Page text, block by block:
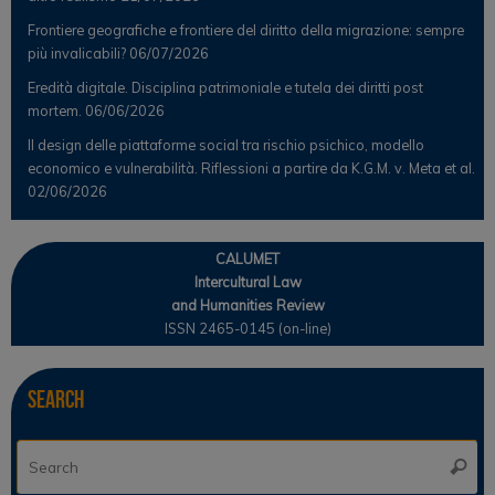
Frontiere geografiche e frontiere del diritto della migrazione: sempre
più invalicabili? 06/07/2026
Eredità digitale. Disciplina patrimoniale e tutela dei diritti post
mortem. 06/06/2026
Il design delle piattaforme social tra rischio psichico, modello
economico e vulnerabilità. Riflessioni a partire da K.G.M. v. Meta et al.
02/06/2026
CALUMET
Intercultural Law
and Humanities Review
ISSN 2465-0145 (on-line)
Search